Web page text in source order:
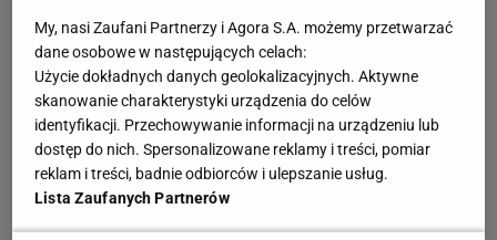
My, nasi Zaufani Partnerzy i Agora S.A. możemy przetwarzać
dane osobowe w następujących celach:
Użycie dokładnych danych geolokalizacyjnych. Aktywne
skanowanie charakterystyki urządzenia do celów
identyfikacji. Przechowywanie informacji na urządzeniu lub
dostęp do nich. Spersonalizowane reklamy i treści, pomiar
reklam i treści, badnie odbiorców i ulepszanie usług.
Lista Zaufanych Partnerów